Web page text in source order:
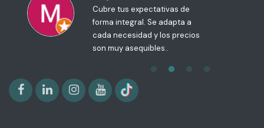
Cubre tus expectativas de
forma integral. Se adapta a
cada necesidad y los precios
son muy asequibles..